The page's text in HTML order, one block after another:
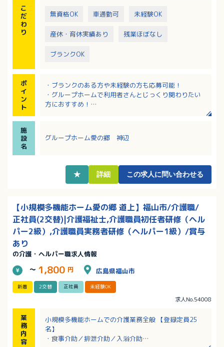
こ
だ
わ
り
無資格OK 車通勤可 未経験OK
産休・育休実績あり 残業ほぼなし
ブランクOK
ポ
イ
ン
ト
・ブランクのある方や未経験の方も応募可能！
・グループホームで利用者さんとじっくり関わりたい
方におすすめ！
施
設
名
グループホーム愛の郷 神辺
★ 詳細 この求人に問い合わせる
【小規模多機能ホーム愛の郷 道上】福山市/介護職/
正社員(2交替)|介護福祉士,介護職員初任者研修（ヘル
パー2級）,介護職員実務者研修（ヘルパー1級）/賞与
あり
の介護・ヘルパー職求人情報
～ 1,800 円 広島県福山市
新着 2交替 正社員 未経験OK
求人No.54008
業
務
内
容
小規模多機能ホームでの介護業務全般 【登録定員25
名】
・食事介助／排泄介助／入浴介助